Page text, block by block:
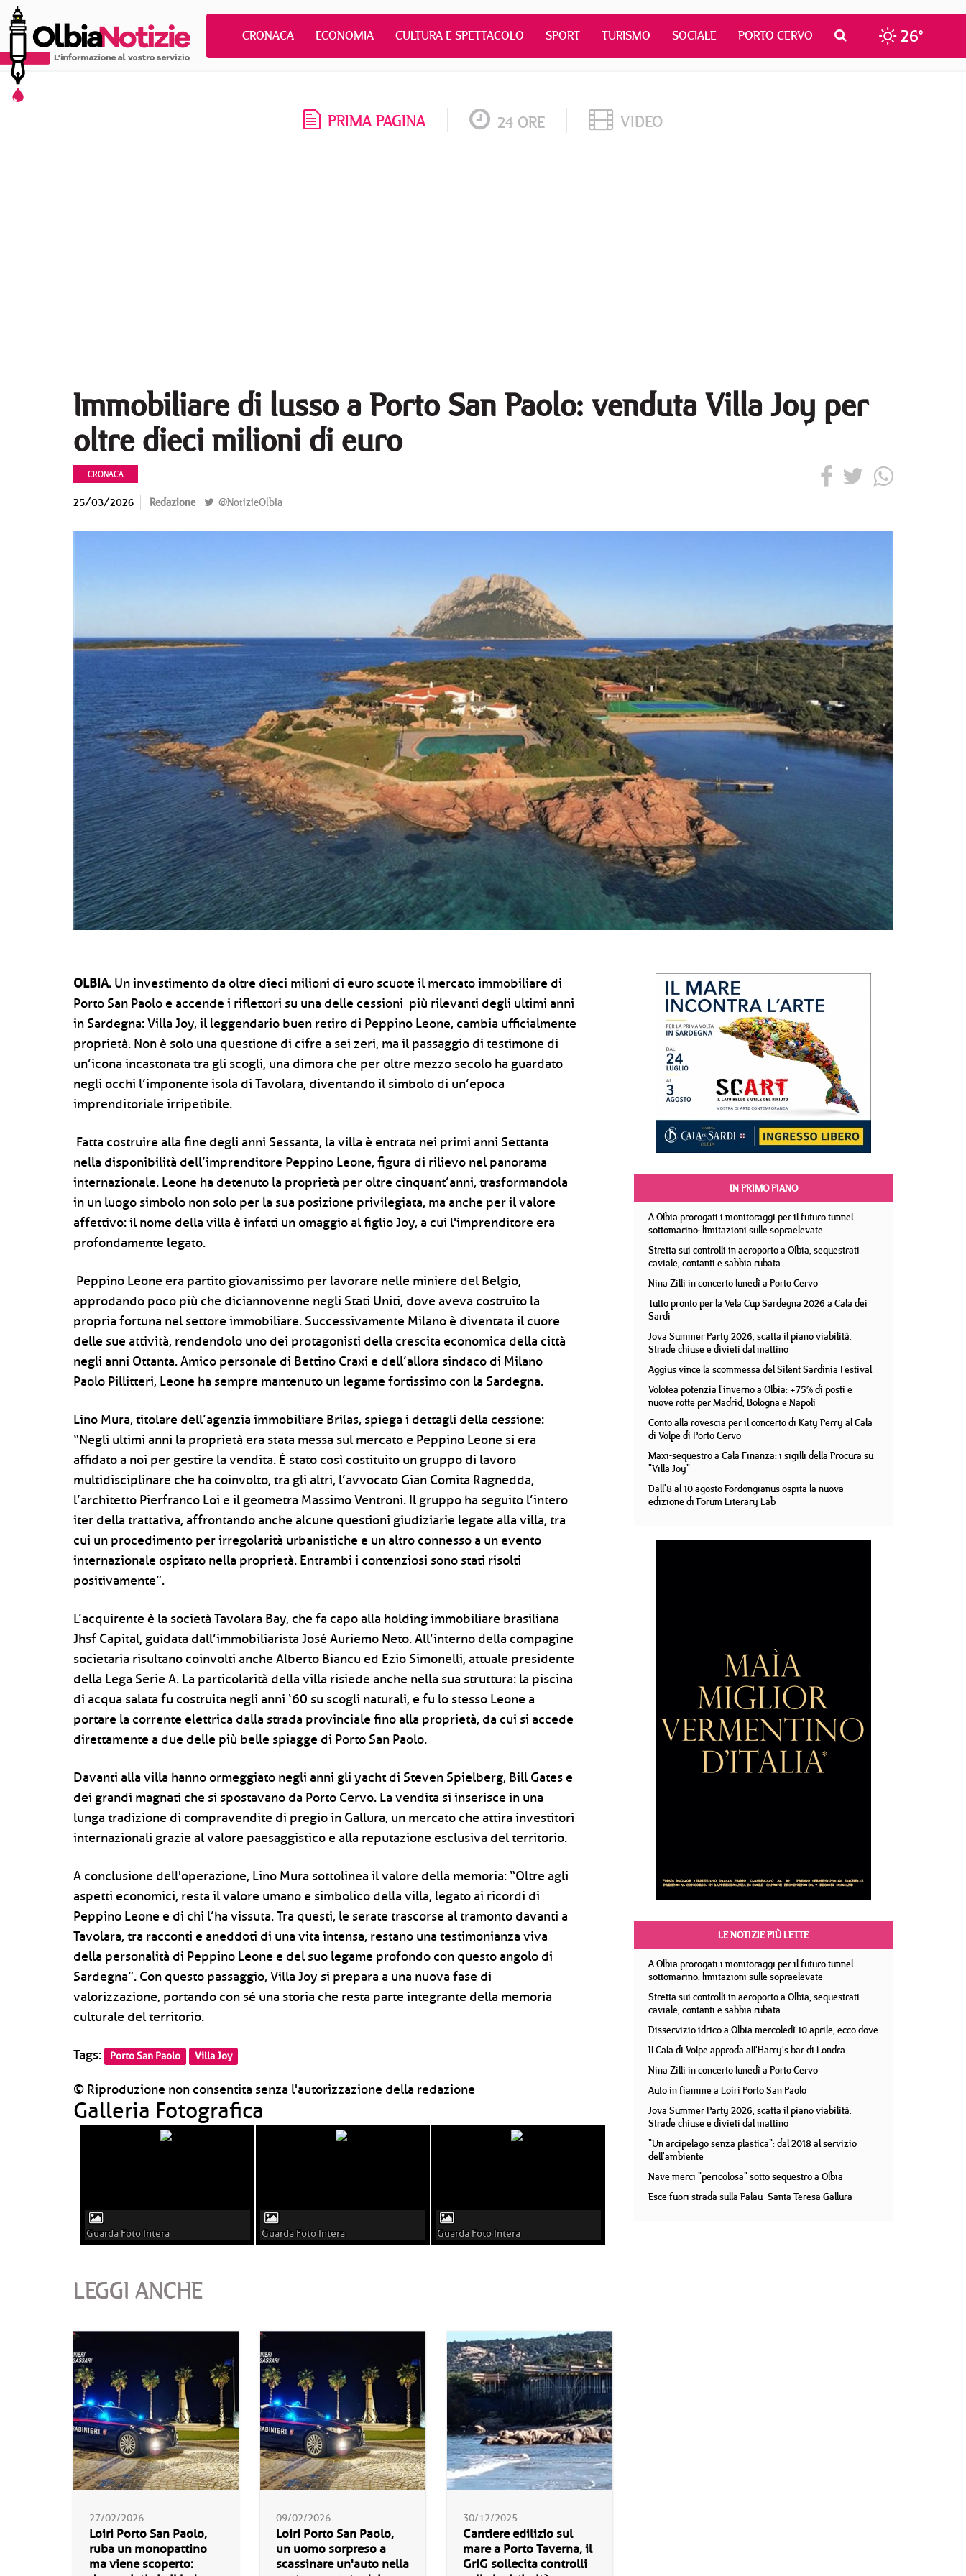
CRONACA ECONOMIA CULTURA E SPETTACOLO SPORT TURISMO SOCIALE PORTO CERVO 26°
PRIMA PAGINA 24 ORE VIDEO
Immobiliare di lusso a Porto San Paolo: venduta Villa Joy per
oltre dieci milioni di euro
CRONACA
25/03/2026 Redazione @NotizieOlbia
OLBIA. Un investimento da oltre dieci milioni di euro scuote il mercato immobiliare di
Porto San Paolo e accende i riflettori su una delle cessioni più rilevanti degli ultimi anni
in Sardegna: Villa Joy, il leggendario buen retiro di Peppino Leone, cambia ufficialmente
proprietà. Non è solo una questione di cifre a sei zeri, ma il passaggio di testimone di
un’icona incastonata tra gli scogli, una dimora che per oltre mezzo secolo ha guardato
negli occhi l’imponente isola di Tavolara, diventando il simbolo di un’epoca
imprenditoriale irripetibile.
Fatta costruire alla fine degli anni Sessanta, la villa è entrata nei primi anni Settanta
nella disponibilità dell’imprenditore Peppino Leone, figura di rilievo nel panorama
internazionale. Leone ha detenuto la proprietà per oltre cinquant’anni, trasformandola
in un luogo simbolo non solo per la sua posizione privilegiata, ma anche per il valore
affettivo: il nome della villa è infatti un omaggio al figlio Joy, a cui l'imprenditore era
profondamente legato.
Peppino Leone era partito giovanissimo per lavorare nelle miniere del Belgio,
approdando poco più che diciannovenne negli Stati Uniti, dove aveva costruito la
propria fortuna nel settore immobiliare. Successivamente Milano è diventata il cuore
delle sue attività, rendendolo uno dei protagonisti della crescita economica della città
negli anni Ottanta. Amico personale di Bettino Craxi e dell’allora sindaco di Milano
Paolo Pillitteri, Leone ha sempre mantenuto un legame fortissimo con la Sardegna.
Lino Mura, titolare dell’agenzia immobiliare Brilas, spiega i dettagli della cessione:
“Negli ultimi anni la proprietà era stata messa sul mercato e Peppino Leone si era
affidato a noi per gestire la vendita. È stato così costituito un gruppo di lavoro
multidisciplinare che ha coinvolto, tra gli altri, l’avvocato Gian Comita Ragnedda,
l’architetto Pierfranco Loi e il geometra Massimo Ventroni. Il gruppo ha seguito l’intero
iter della trattativa, affrontando anche alcune questioni giudiziarie legate alla villa, tra
cui un procedimento per irregolarità urbanistiche e un altro connesso a un evento
internazionale ospitato nella proprietà. Entrambi i contenziosi sono stati risolti
positivamente”.
L’acquirente è la società Tavolara Bay, che fa capo alla holding immobiliare brasiliana
Jhsf Capital, guidata dall’immobiliarista José Auriemo Neto. All’interno della compagine
societaria risultano coinvolti anche Alberto Biancu ed Ezio Simonelli, attuale presidente
della Lega Serie A. La particolarità della villa risiede anche nella sua struttura: la piscina
di acqua salata fu costruita negli anni ‘60 su scogli naturali, e fu lo stesso Leone a
portare la corrente elettrica dalla strada provinciale fino alla proprietà, da cui si accede
direttamente a due delle più belle spiagge di Porto San Paolo.
Davanti alla villa hanno ormeggiato negli anni gli yacht di Steven Spielberg, Bill Gates e
dei grandi magnati che si spostavano da Porto Cervo. La vendita si inserisce in una
lunga tradizione di compravendite di pregio in Gallura, un mercato che attira investitori
internazionali grazie al valore paesaggistico e alla reputazione esclusiva del territorio.
A conclusione dell'operazione, Lino Mura sottolinea il valore della memoria: “Oltre agli
aspetti economici, resta il valore umano e simbolico della villa, legato ai ricordi di
Peppino Leone e di chi l’ha vissuta. Tra questi, le serate trascorse al tramonto davanti a
Tavolara, tra racconti e aneddoti di una vita intensa, restano una testimonianza viva
della personalità di Peppino Leone e del suo legame profondo con questo angolo di
Sardegna”. Con questo passaggio, Villa Joy si prepara a una nuova fase di
valorizzazione, portando con sé una storia che resta parte integrante della memoria
culturale del territorio.
Tags: Porto San Paolo Villa Joy
© Riproduzione non consentita senza l'autorizzazione della redazione
Galleria Fotografica
Guarda Foto Intera Guarda Foto Intera Guarda Foto Intera
LEGGI ANCHE
27/02/2026
Loiri Porto San Paolo,
ruba un monopattino
ma viene scoperto:
09/02/2026
Loiri Porto San Paolo,
un uomo sorpreso a
scassinare un'auto nella
30/12/2025
Cantiere edilizio sul
mare a Porto Taverna, il
GrIG sollecita controlli
IN PRIMO PIANO
A Olbia prorogati i monitoraggi per il futuro tunnel
sottomarino: limitazioni sulle sopraelevate
Stretta sui controlli in aeroporto a Olbia, sequestrati
caviale, contanti e sabbia rubata
Nina Zilli in concerto lunedì a Porto Cervo
Tutto pronto per la Vela Cup Sardegna 2026 a Cala dei
Sardi
Jova Summer Party 2026, scatta il piano viabilità.
Strade chiuse e divieti dal mattino
Aggius vince la scommessa del Silent Sardinia Festival
Volotea potenzia l'inverno a Olbia: +75% di posti e
nuove rotte per Madrid, Bologna e Napoli
Conto alla rovescia per il concerto di Katy Perry al Cala
di Volpe di Porto Cervo
Maxi-sequestro a Cala Finanza: i sigilli della Procura su
"Villa Joy"
Dall'8 al 10 agosto Fordongianus ospita la nuova
edizione di Forum Literary Lab
LE NOTIZIE PIÙ LETTE
A Olbia prorogati i monitoraggi per il futuro tunnel
sottomarino: limitazioni sulle sopraelevate
Stretta sui controlli in aeroporto a Olbia, sequestrati
caviale, contanti e sabbia rubata
Disservizio idrico a Olbia mercoledì 10 aprile, ecco dove
Il Cala di Volpe approda all'Harry's bar di Londra
Nina Zilli in concerto lunedì a Porto Cervo
Auto in fiamme a Loiri Porto San Paolo
Jova Summer Party 2026, scatta il piano viabilità.
Strade chiuse e divieti dal mattino
"Un arcipelago senza plastica": dal 2018 al servizio
dell'ambiente
Nave merci "pericolosa" sotto sequestro a Olbia
Esce fuori strada sulla Palau- Santa Teresa Gallura